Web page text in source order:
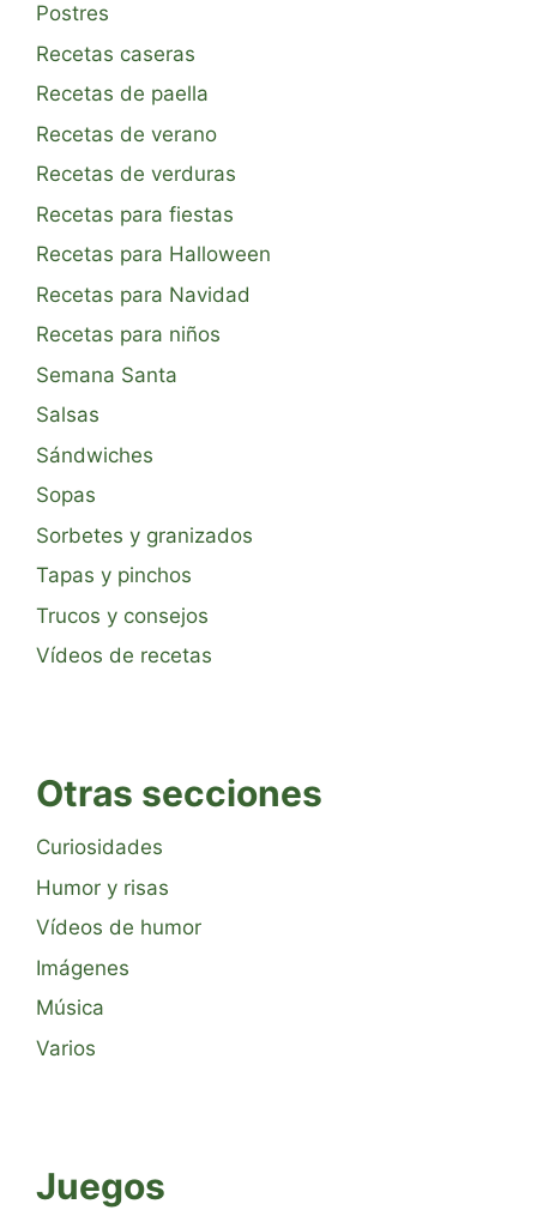
Postres
Recetas caseras
Recetas de paella
Recetas de verano
Recetas de verduras
Recetas para fiestas
Recetas para Halloween
Recetas para Navidad
Recetas para niños
Semana Santa
Salsas
Sándwiches
Sopas
Sorbetes y granizados
Tapas y pinchos
Trucos y consejos
Vídeos de recetas
Otras secciones
Curiosidades
Humor y risas
Vídeos de humor
Imágenes
Música
Varios
Juegos